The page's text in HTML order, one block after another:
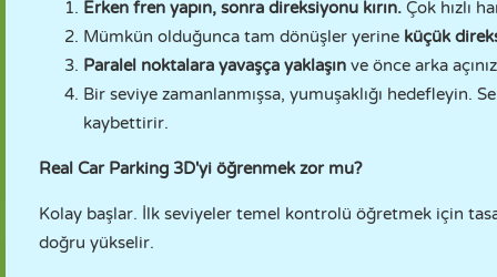
Erken fren yapın, sonra direksiyonu kırın. Çok hızlı
Mümkün olduğunca tam dönüşler yerine küçük
Paralel noktalara yavaşça yaklaşın ve önce arka
Bir seviye zamanlanmışsa, yumuşaklığı hedefleyin.
kaybettirir.
Real Car Parking 3D'yi öğrenmek zor mu?
Kolay başlar. İlk seviyeler temel kontrolü öğretmek için
doğru yükselir.